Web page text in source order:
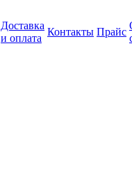
Доставка
и оплата
Контакты Прайс